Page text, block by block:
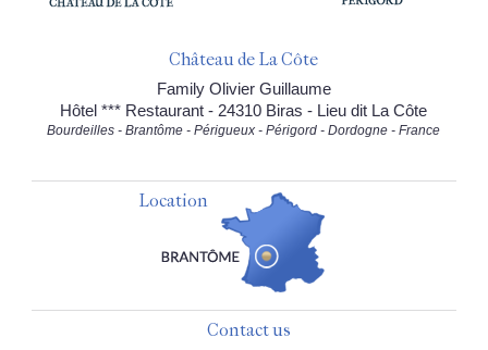
Château de La Côte
Family Olivier Guillaume
Hôtel *** Restaurant - 24310 Biras - Lieu dit La Côte
Bourdeilles - Brantôme - Périgueux - Périgord - Dordogne - France
Location
Contact us